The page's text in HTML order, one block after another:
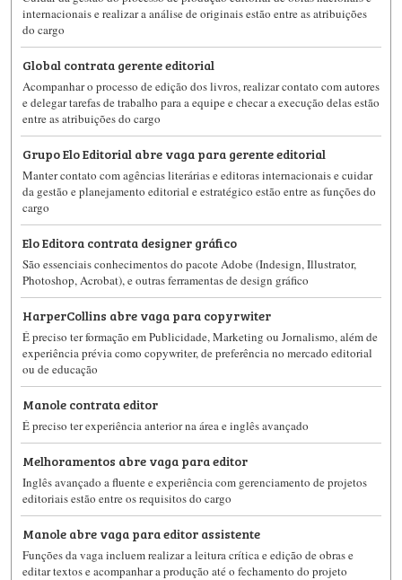
internacionais e realizar a análise de originais estão entre as atribuições
do cargo
Global contrata gerente editorial
Acompanhar o processo de edição dos livros, realizar contato com autores
e delegar tarefas de trabalho para a equipe e checar a execução delas estão
entre as atribuições do cargo
Grupo Elo Editorial abre vaga para gerente editorial
Manter contato com agências literárias e editoras internacionais e cuidar
da gestão e planejamento editorial e estratégico estão entre as funções do
cargo
Elo Editora contrata designer gráfico
São essenciais conhecimentos do pacote Adobe (Indesign, Illustrator,
Photoshop, Acrobat), e outras ferramentas de design gráfico
HarperCollins abre vaga para copyrwiter
É preciso ter formação em Publicidade, Marketing ou Jornalismo, além de
experiência prévia como copywriter, de preferência no mercado editorial
ou de educação
Manole contrata editor
É preciso ter experiência anterior na área e inglês avançado
Melhoramentos abre vaga para editor
Inglês avançado a fluente e experiência com gerenciamento de projetos
editoriais estão entre os requisitos do cargo
Manole abre vaga para editor assistente
Funções da vaga incluem realizar a leitura crítica e edição de obras e
editar textos e acompanhar a produção até o fechamento do projeto